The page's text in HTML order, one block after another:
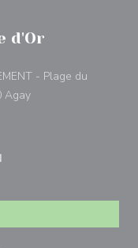
d'Or
- Plage du
Agay((ouvre une nouvelle